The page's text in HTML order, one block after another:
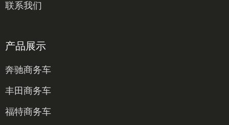
联系我们
产品展示
奔驰商务车
丰田商务车
福特商务车